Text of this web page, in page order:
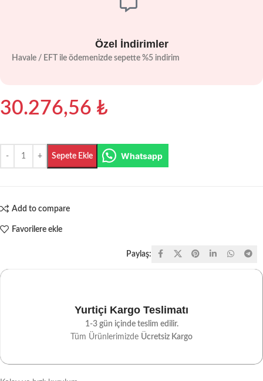
Özel İndirimler
Havale / EFT ile ödemenizde sepette %5 indirim
30.276,56 ₺
Sepete Ekle Whatsapp
Add to compare
Favorilere ekle
Paylaş:
Yurtiçi Kargo Teslimatı
1-3 gün içinde teslim edilir.
Tüm Ürünlerimizde Ücretsiz Kargo